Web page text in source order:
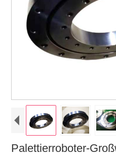
Palettierroboter-